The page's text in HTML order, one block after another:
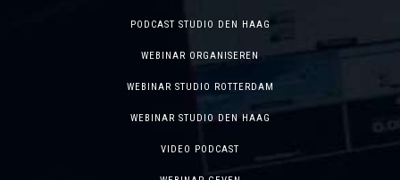
PODCAST STUDIO DEN HAAG
WEBINAR ORGANISEREN
WEBINAR STUDIO ROTTERDAM
WEBINAR STUDIO DEN HAAG
VIDEO PODCAST